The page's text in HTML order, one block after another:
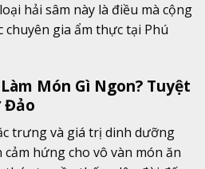
hải sâm này là điều mà cộng
gia ẩm thực tại Phú
Món Gì Ngon? Tuyệt
Đảo
trưng và giá trị dinh dưỡng
hứng cho vô vàn món ăn